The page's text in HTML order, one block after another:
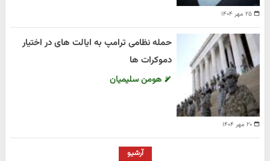
۲۵ مهر ۱۴۰۴
۲۰ مهر ۱۴۰۴
حمله نظامی ترامپ به ایالت های در اختیار
دموکرات ها
هومن سلیمیان
آرشیو